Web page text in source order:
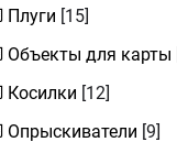
Плуги [15]
Объекты для карты
Косилки [12]
Опрыскиватели [9]